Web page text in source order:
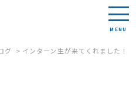
グ インターン生が来てくれました！